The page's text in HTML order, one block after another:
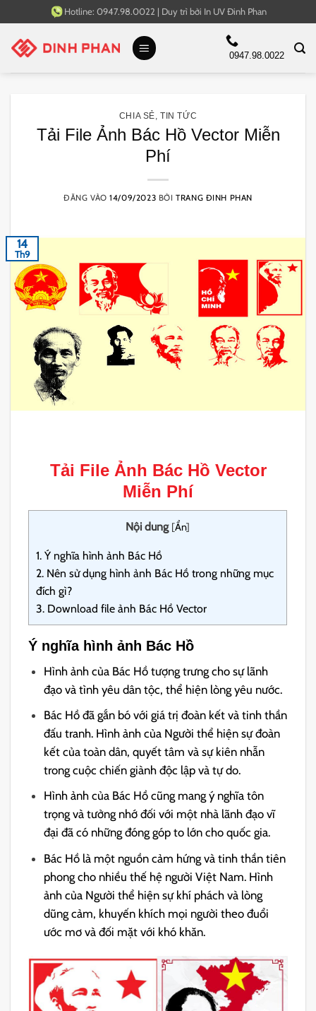
qua
nội
Hotline: 0947.98.0022 | Duy trì bởi In UV Đinh Phan
0947.98.0022
CHIA SẺ ,TIN TỨC
Tải File Ảnh Bác Hồ Vector Miễn
Phí
ĐĂNG VÀO14/09/2023 BỞITRANG ĐINH PHAN
14
Th9
Tải File Ảnh Bác Hồ Vector
Miễn Phí
Nội dung [Ẩn]
1. Ý nghĩa hình ảnh Bác Hồ
2. Nên sử dụng hình ảnh Bác Hồ trong những mục
đích gì?
3. Download file ảnh Bác Hồ Vector
Ý nghĩa hình ảnh Bác Hồ
Hình ảnh của Bác Hồ tượng trưng cho sự lãnh
đạo và tình yêu dân tộc, thể hiện lòng yêu nước.
Bác Hồ đã gắn bó với giá trị đoàn kết và tinh thần
đấu tranh. Hình ảnh của Người thể hiện sự đoàn
kết của toàn dân, quyết tâm và sự kiên nhẫn
trong cuộc chiến giành độc lập và tự do.
Hình ảnh của Bác Hồ cũng mang ý nghĩa tôn
trọng và tưởng nhớ đối với một nhà lãnh đạo vĩ
đại đã có những đóng góp to lớn cho quốc gia.
Bác Hồ là một nguồn cảm hứng và tinh thần tiên
phong cho nhiều thế hệ người Việt Nam. Hình
ảnh của Người thể hiện sự khí phách và lòng
dũng cảm, khuyến khích mọi người theo đuổi
ước mơ và đối mặt với khó khăn.